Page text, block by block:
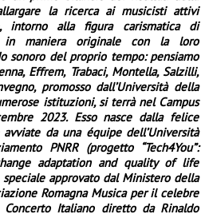
la ricerca ai musicisti attivi
intorno alla figura carismatica di
in maniera originale con la loro
sonoro del proprio tempo: pensiamo
Effrem, Trabaci, Montella, Salzilli,
promosso dall’Università della
istituzioni, si terrà nel Campus
2023. Esso nasce dalla felice
da una équipe dell’Università
PNRR (progetto “Tech4You”:
adaptation and quality of life
approvato dal Ministero della
Romagna Musica per il celebre
Italiano diretto da Rinaldo